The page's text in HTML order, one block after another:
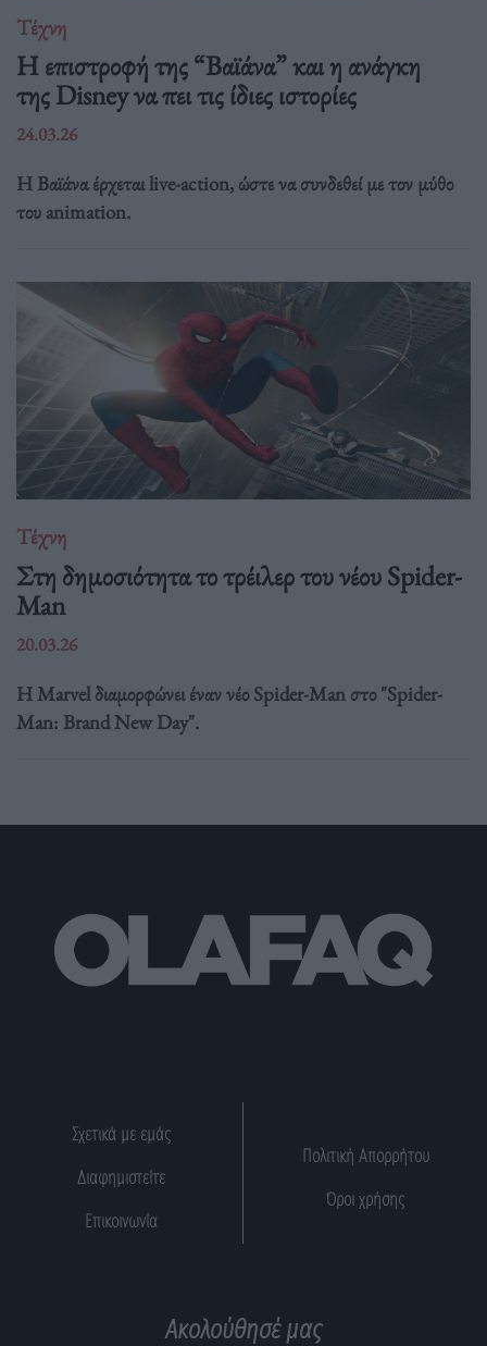
Τέχνη
Η επιστροφή της “Βαϊάνα” και η ανάγκη
της Disney να πει τις ίδιες ιστορίες
24.03.26
Η Βαϊάνα έρχεται live-action, ώστε να συνδεθεί με τον μύθο
του animation.
Τέχνη
Στη δημοσιότητα το τρέιλερ του νέου Spider-
Man
20.03.26
Η Marvel διαμορφώνει έναν νέο Spider-Man στο "Spider-
Man: Brand New Day".
Σχετικά με εμάς
Διαφημιστείτε
Επικοινωνία
Πολιτική Απορρήτου
Όροι χρήσης
Ακολούθησέ μας